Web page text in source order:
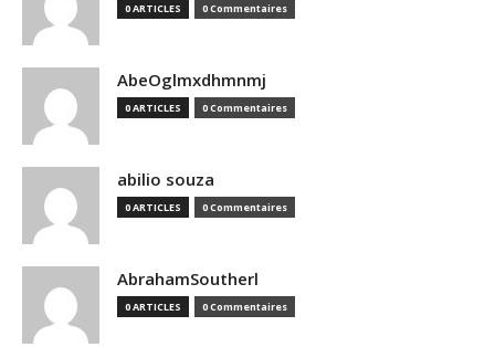
0 ARTICLES 0 Commentaires
AbeOglmxdhmnmj
0 ARTICLES 0 Commentaires
abilio souza
0 ARTICLES 0 Commentaires
AbrahamSoutherl
0 ARTICLES 0 Commentaires